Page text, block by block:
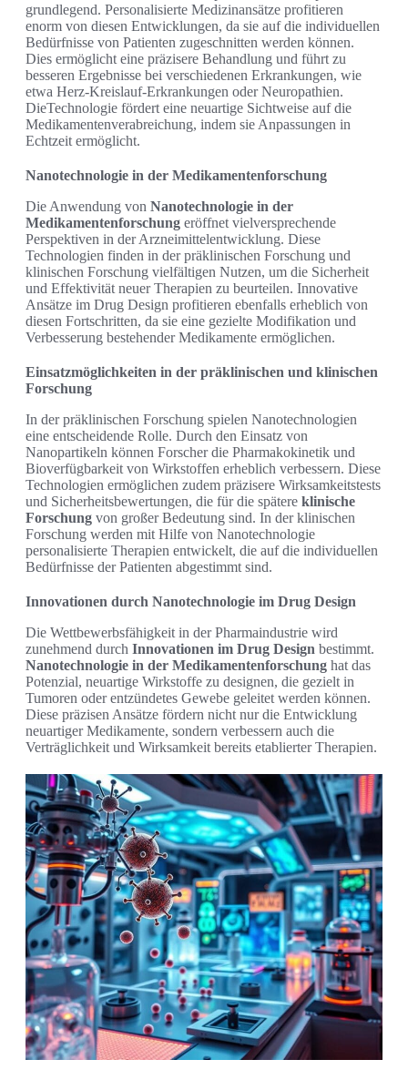
grundlegend. Personalisierte Medizinansätze profitieren
enorm von diesen Entwicklungen, da sie auf die individuellen
Bedürfnisse von Patienten zugeschnitten werden können.
Dies ermöglicht eine präzisere Behandlung und führt zu
besseren Ergebnisse bei verschiedenen Erkrankungen, wie
etwa Herz-Kreislauf-Erkrankungen oder Neuropathien.
DieTechnologie fördert eine neuartige Sichtweise auf die
Medikamentenverabreichung, indem sie Anpassungen in
Echtzeit ermöglicht.
Nanotechnologie in der Medikamentenforschung
Die Anwendung von Nanotechnologie in der
Medikamentenforschung eröffnet vielversprechende
Perspektiven in der Arzneimittelentwicklung. Diese
Technologien finden in der präklinischen Forschung und
klinischen Forschung vielfältigen Nutzen, um die Sicherheit
und Effektivität neuer Therapien zu beurteilen. Innovative
Ansätze im Drug Design profitieren ebenfalls erheblich von
diesen Fortschritten, da sie eine gezielte Modifikation und
Verbesserung bestehender Medikamente ermöglichen.
Einsatzmöglichkeiten in der präklinischen und klinischen
Forschung
In der präklinischen Forschung spielen Nanotechnologien
eine entscheidende Rolle. Durch den Einsatz von
Nanopartikeln können Forscher die Pharmakokinetik und
Bioverfügbarkeit von Wirkstoffen erheblich verbessern. Diese
Technologien ermöglichen zudem präzisere Wirksamkeitstests
und Sicherheitsbewertungen, die für die spätere klinische
Forschung von großer Bedeutung sind. In der klinischen
Forschung werden mit Hilfe von Nanotechnologie
personalisierte Therapien entwickelt, die auf die individuellen
Bedürfnisse der Patienten abgestimmt sind.
Innovationen durch Nanotechnologie im Drug Design
Die Wettbewerbsfähigkeit in der Pharmaindustrie wird
zunehmend durch Innovationen im Drug Design bestimmt.
Nanotechnologie in der Medikamentenforschung hat das
Potenzial, neuartige Wirkstoffe zu designen, die gezielt in
Tumoren oder entzündetes Gewebe geleitet werden können.
Diese präzisen Ansätze fördern nicht nur die Entwicklung
neuartiger Medikamente, sondern verbessern auch die
Verträglichkeit und Wirksamkeit bereits etablierter Therapien.